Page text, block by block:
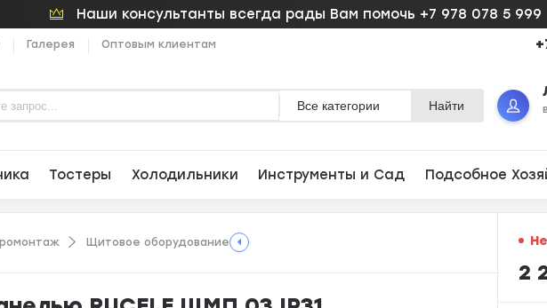
Наши консультанты всегда рады Вам помочь +7 978 078 5 999
Галерея Оптовым клиентам
Все категории Найти
Тостеры Холодильники Инструменты и Сад Подсобное
Щитовое оборудование
2